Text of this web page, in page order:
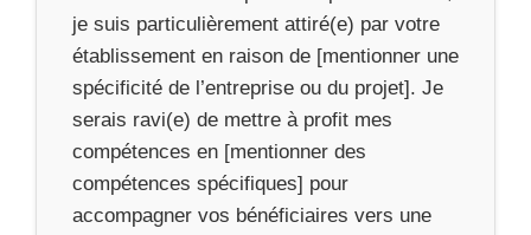
je suis particulièrement attiré(e) par votre
établissement en raison de [mentionner une
spécificité de l’entreprise ou du projet]. Je
serais ravi(e) de mettre à profit mes
compétences en [mentionner des
compétences spécifiques] pour
accompagner vos bénéficiaires vers une